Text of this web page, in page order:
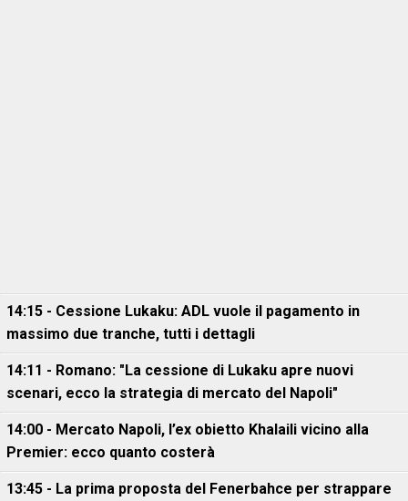
14:15 - Cessione Lukaku: ADL vuole il pagamento in
massimo due tranche, tutti i dettagli
14:11 - Romano: "La cessione di Lukaku apre nuovi
scenari, ecco la strategia di mercato del Napoli"
14:00 - Mercato Napoli, l’ex obietto Khalaili vicino alla
Premier: ecco quanto costerà
13:45 - La prima proposta del Fenerbahce per strappare